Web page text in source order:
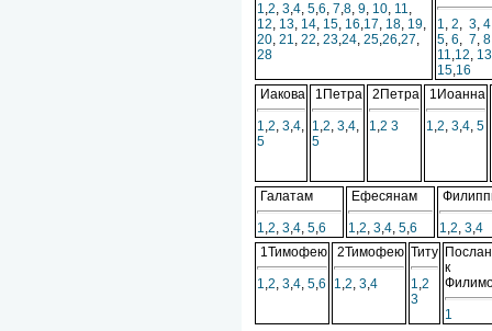
1,2, 3,4, 5,6, 7,8, 9, 10, 11,
12, 13, 14, 15, 16,17, 18, 19,
20, 21, 22, 23,24, 25,26,27,
28
1, 2, 3, 4
5, 6, 7, 8
11,12, 13
15,16
Иакова
1,2, 3,4,
5
1Петра
1,2, 3,4,
5
2Петра
1,2 3
1Иоанна
1,2, 3,4, 5
Галатам
1,2, 3,4, 5,6
Ефесянам
1,2, 3,4, 5,6 1,2, 3,4
1Тимофею
1,2, 3,4, 5,6
2Тимофею
1,2, 3,4
Титу
1,2
3
к
1